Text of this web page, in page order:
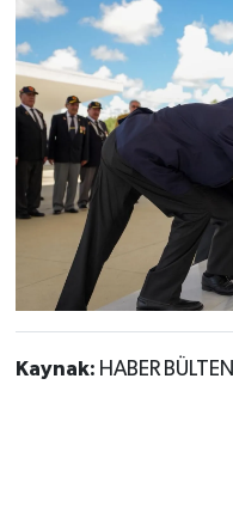
Kaynak: HABER BÜLTENİ